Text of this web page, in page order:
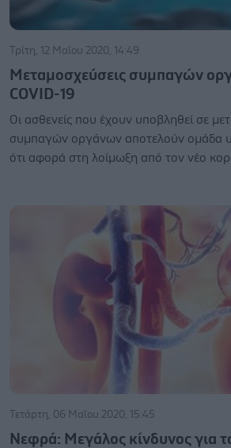
Τρίτη, 12 Μαΐου 2020, 14:49
Μεταμοσχεύσεις συμπαγών
COVID-19
Οι ασθενείς που έχουν υποβληθεί σε
συμπαγών οργάνων αποτελούν ομάδα
ότι αφορά στη λοίμωξη από τον νέο
Τετάρτη, 06 Μαΐου 2020, 15:45
Νεφρά: Μεγάλος κίνδυνος για